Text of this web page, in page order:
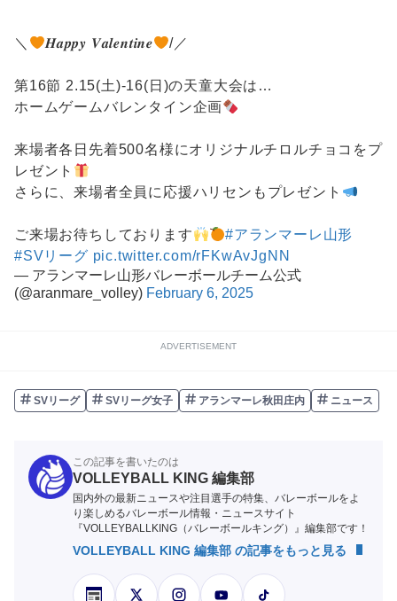
＼ 𝑯𝒂𝒑𝒑𝒚 𝑽𝒂𝒍𝒆𝒏𝒕𝒊𝒏𝒆 /／
第16節 2.15(土)-16(日)の天童大会は…
ホームゲームバレンタイン企画
来場者各日先着500名様にオリジナルチロルチョコをプ
レゼント
さらに、来場者全員に応援ハリセンもプレゼント
ご来場お待ちしております
#アランマーレ山形
#SVリーグ pic.twitter.com/rFKwAvJgNN
— アランマーレ山形バレーボールチーム公式
(@aranmare_volley) February 6, 2025
ADVERTISEMENT
SVリーグ SVリーグ女子 アランマーレ秋田庄内 ニュース
この記事を書いたのは
VOLLEYBALL KING 編集部
国内外の最新ニュースや注目選手の特集、バレーボールをよ
り楽しめるバレーボール情報・ニュースサイト
『VOLLEYBALLKING（バレーボールキング）』編集部です！
VOLLEYBALL KING 編集部 の記事をもっと見る